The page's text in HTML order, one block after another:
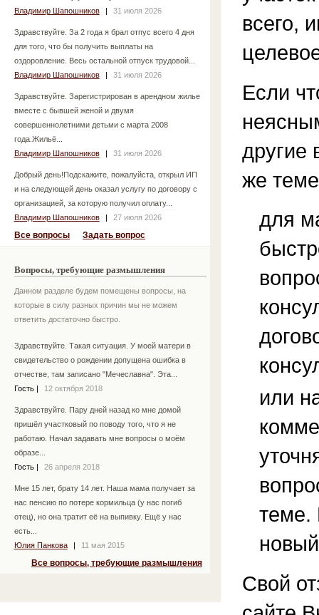
Владимир Шапошников
| 31 июля 2026
Здравствуйте. За 2 года я брал отпус всего 4 дня
для того, что бы получить выплаты на
оздоровление. Весь остальной отпуск трудовой...
Владимир Шапошников
| 31 июля 2026
Здравствуйте. Зарегистрирован в арендном жилье
вместе с бывшей женой и двумя
совершеннолетними детьми с марта 2008
года.Жильё...
Владимир Шапошников
| 31 июля 2026
Добрый день!Подскажите, пожалуйста, открыл ИП
и на следующей день оказал услугу по договору с
организацией, за которую получил оплату...
Владимир Шапошников
| 27 июля 2026
Все вопросы Задать вопрос
Вопросы, требующие размышления
Данном разделе будем помещены вопросы, на
которые в силу разных причин мы не можем
ответить достаточно быстро.
Здравствуйте. Такая ситуация. У моей матери в
свидетельство о рождении допущена ошибка в
отчестве, там записано "Мечеславна". Эта...
Гость
12 октября 2018
Здравствуйте. Пару дней назад ко мне домой
пришёл участковый по поводу того, что я не
работаю. Начал задавать мне вопросы о моём
образе...
Гость
26 апреля 2018
Мне 15 лет, брату 14 лет. Наша мама получает за
нас пенсию по потере кормильца (у нас погиб
отец), но она тратит её на выпивку. Ещё у нас
есть...
Юлия Панкова
11 мая 2015
Все вопросы, требующие размышления
всего,
Если
другие
же
для
или
теме.
Свой